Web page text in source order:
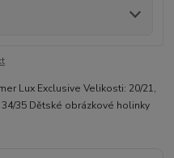
Lux Exclusive Velikosti: 20/21,
34/35 Dětské obrázkové holinky